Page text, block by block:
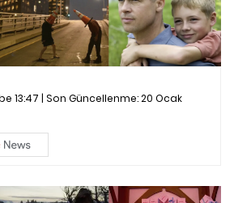
13:47 | Son Güncellenme:20 Ocak